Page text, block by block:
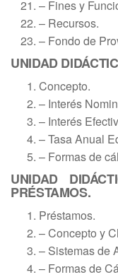
– Fines y
– Recursos.
– Fondo de
UNIDAD
Concepto.
– Interés
– Interés
– Tasa Anual
– Formas de
UNIDAD
PRÉSTAMOS.
Préstamos.
– Concepto y
– Sistemas de
– Formas de